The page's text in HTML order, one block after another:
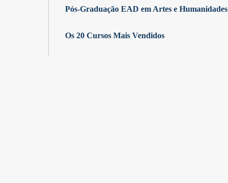
Pós-Graduação EAD em Artes e Humanidades
Os 20 Cursos Mais Vendidos